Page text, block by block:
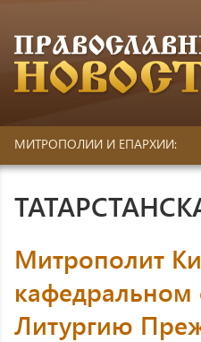
МИТРОПОЛИИ И ЕПАРХИИ:
Митрополит
кафедральном
Литургию